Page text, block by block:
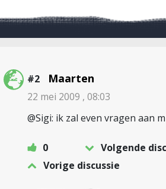
#2 Maarten
22 mei 2009 , 08:03
@Sigi: ik zal even vragen aan
0
Volgende
Vorige discussie